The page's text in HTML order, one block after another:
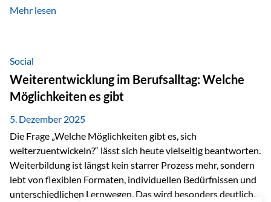
einem stabilen Fundament. Ein starkes Netzwerk in ganz
50 Versicherungsgesellschaften in insgesamt 30 Ländern
verbindet sie regionale Stärke mit internationaler
Kompetenz.
Mehr lesen
Social
Weiterentwicklung im Berufsalltag: Welche
Möglichkeiten es gibt
5. Dezember 2025
Die Frage „Welche Möglichkeiten gibt es, sich
weiterzuentwickeln?“ lässt sich heute vielseitig beantworten.
Weiterbildung ist längst kein starrer Prozess mehr, sondern
lebt von flexiblen Formaten, individuellen Bedürfnissen und
unterschiedlichen Lernwegen. Das wird besonders deutlich,